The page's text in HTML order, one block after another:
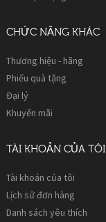
CHỨC NĂNG KHÁC
Thương hiệu - hãng
Phiếu quà tặng
Đại lý
Khuyến mãi
TÀI KHOẢN CỦA TÔI
Tài khoản của tôi
Lịch sử đơn hàng
Danh sách yêu thích